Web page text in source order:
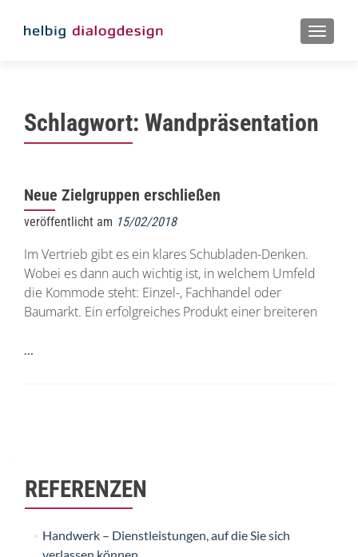
MENU
Schlagwort: Wandpräsentation
Neue Zielgruppen erschließen
veröffentlicht am 15/02/2018
Im Vertrieb gibt es ein klares Schubladen-Denken.
Wobei es dann auch wichtig ist, in welchem Umfeld
die Kommode steht: Einzel-, Fachhandel oder
Baumarkt. Ein erfolgreiches Produkt einer breiteren
…
REFERENZEN
Handwerk – Dienstleistungen, auf die Sie sich